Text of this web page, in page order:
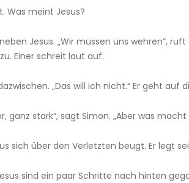
Was meint Jesus?
Jesus. „Wir müssen uns wehren“,
Einer schreit laut auf.
„Das will ich nicht.“ Er geht
ganz stark“, sagt Simon. „Aber was macht
sich über den Verletzten beugt. Er legt
sind ein paar Schritte nach hinten